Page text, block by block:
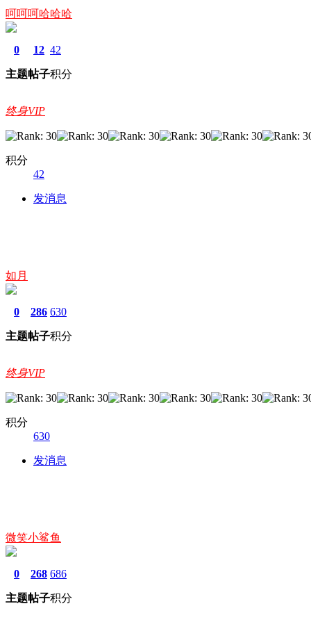
呵呵呵哈哈哈
0
主题
12
帖子
42
积分
终身VIP
积分
42
发消息
如月
0
主题
286
帖子
630
积分
终身VIP
积分
630
发消息
微笑小鲨鱼
0
主题
268
帖子
686
积分